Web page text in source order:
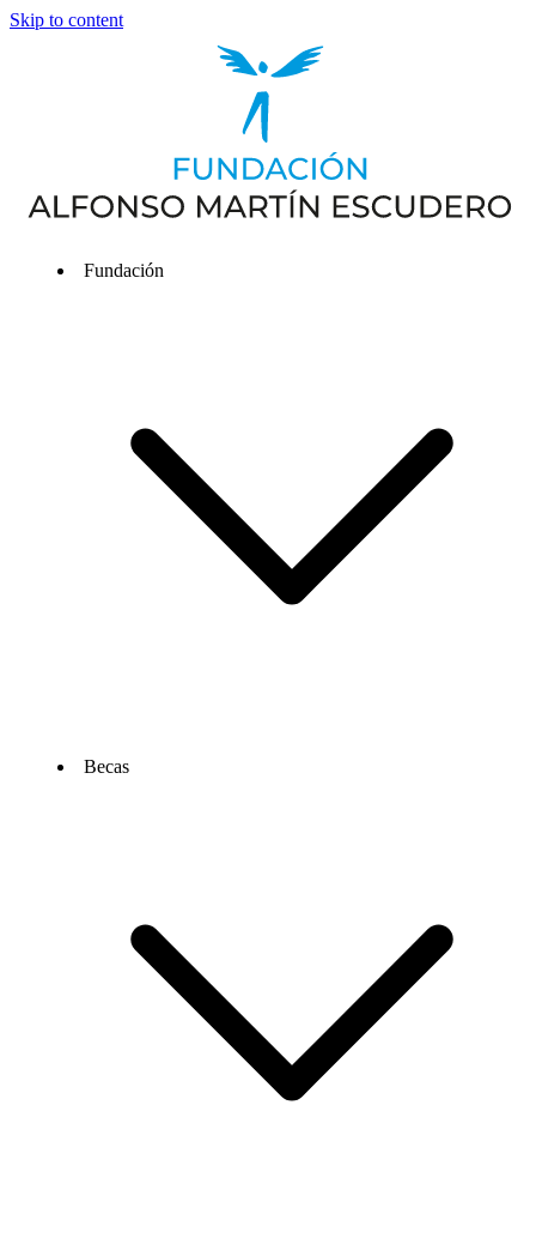
Skip to content
Fundación
Becas